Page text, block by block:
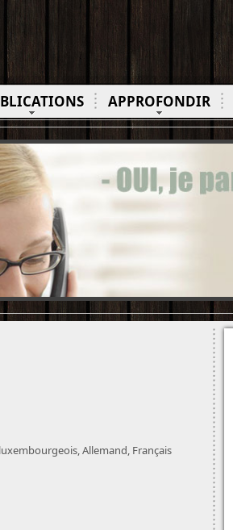
APPROFONDIR
Allemand, Français